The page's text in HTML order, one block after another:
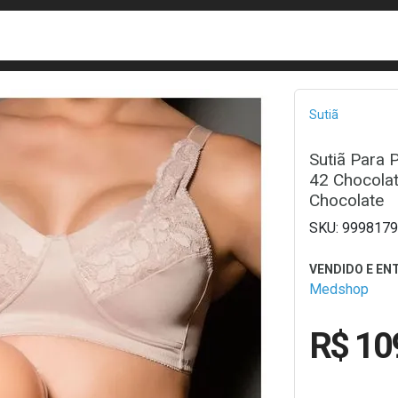
Sutiã
Sutiã Para
42
Chocolate
Medshop
R$